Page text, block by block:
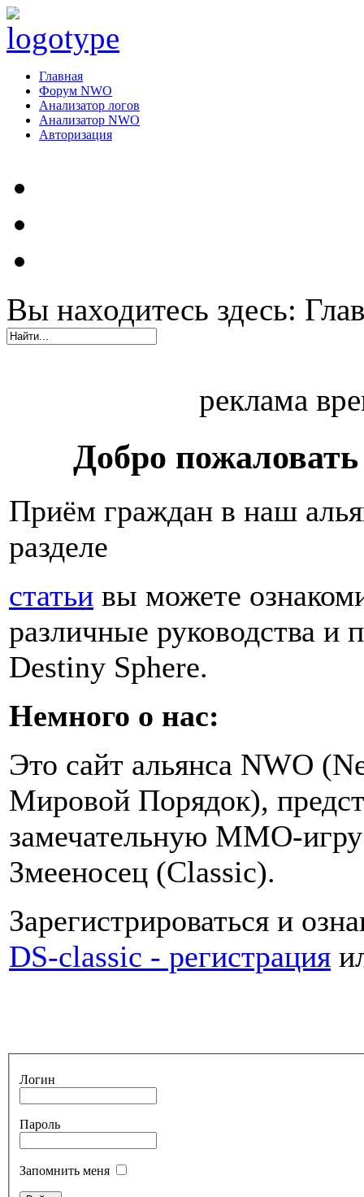
Главная
Форум NWO
Анализатор логов
Анализатор NWO
Авторизация
Вы находитесь здесь:
реклама
Добро
Приём граждан в наш
разделе
статьи вы можете
различные руководства и
Destiny Sphere.
Немного о нас:
Это сайт альянса NWO
Мировой Порядок),
замечательную MMO-
Змееносец (Classiс).
Зарегистрироваться и
DS-classic - регистрация
Логин
Пароль
Запомнить меня